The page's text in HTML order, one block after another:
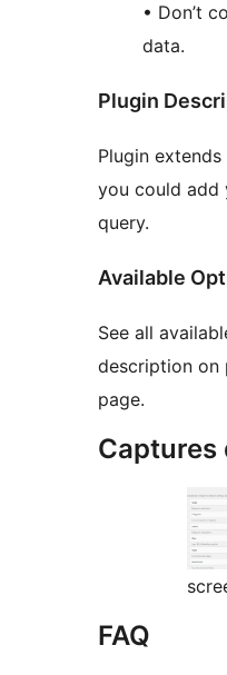
• Don’t
data.
Plugin
Plugin
you could add
query.
Available
See all
description on
page.
Captures
FAQ